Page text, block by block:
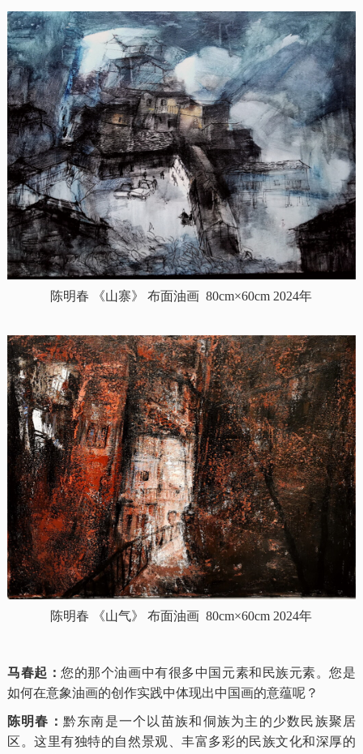
陈明春 《山寨》 布面油画 80cm×60cm 2024年
陈明春 《山气》 布面油画 80cm×60cm 2024年
马春起：您的那个油画中有很多中国元素和民族元素。您是
如何在意象油画的创作实践中体现出中国画的意蕴呢？
陈明春： 黔东南是一个以苗族和侗族为主的少数民族聚居
区。这里有独特的自然景观、丰富多彩的民族文化和深厚的